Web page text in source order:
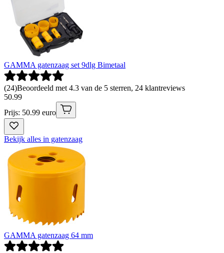
GAMMA gatenzaag set 9dlg Bimetaal
(24)Beoordeeld met 4.3 van de 5 sterren, 24 klantreviews
50.99
Prijs: 50.99 euro
Bekijk alles in gatenzaag
GAMMA gatenzaag 64 mm